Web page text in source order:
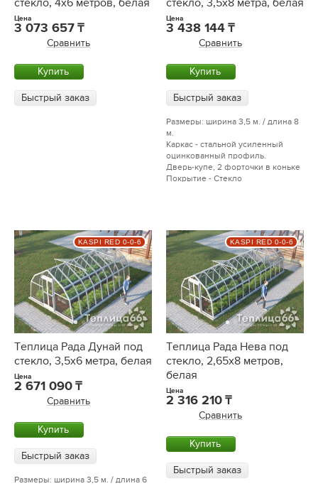
стекло, 4х6 метров, белая
Цена
3 073 657
Сравнить
Купить
Быстрый заказ
стекло, 3,5х8 метра, белая
Цена
3 438 144
Сравнить
Купить
Быстрый заказ
Размеры: ширина 3,5 м. / длина 8
м.
Каркас - стальной усиленный
оцинкованный профиль.
Дверь-купе, 2 форточки в коньке
Покрытие - Стекло
Теплица Рада Дунай под
стекло, 3,5х6 метра, белая
Цена
2 671 090
Сравнить
Купить
Быстрый заказ
Размеры: ширина 3,5 м. / длина 6
KASPI RED 0-0-6
Теплица Рада Нева под
стекло, 2,65х8 метров,
белая
Цена
2 316 210
Сравнить
Купить
Быстрый заказ
KASPI RED 0-0-6